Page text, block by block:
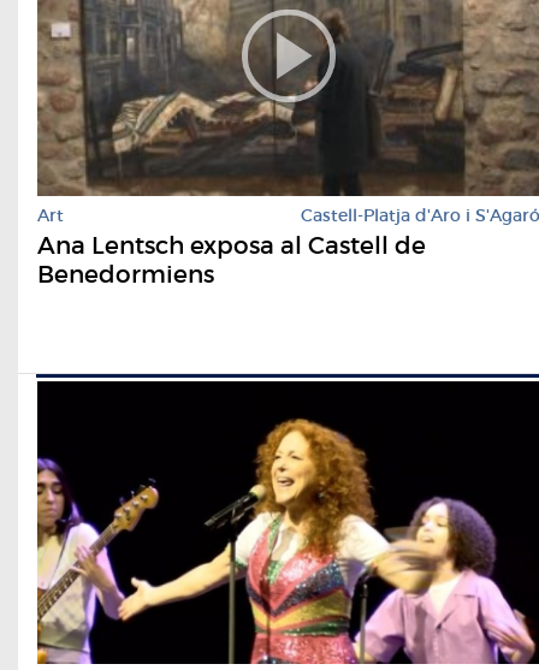
Art Castell-Platja d'Aro i S'Agaró
Ana Lentsch exposa al Castell de
Benedormiens